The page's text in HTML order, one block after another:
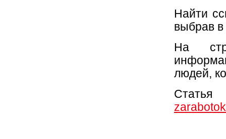
Найти
выбрав
На
людей,